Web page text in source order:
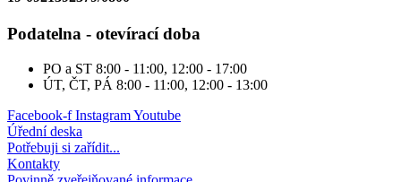
Podatelna - otevírací doba
PO a ST 8:00 - 11:00, 12:00 - 17:00
ÚT, ČT, PÁ 8:00 - 11:00, 12:00 - 13:00
Facebook-f InstagramYoutube
Úřední deska
Potřebuji si zařídit...
Kontakty